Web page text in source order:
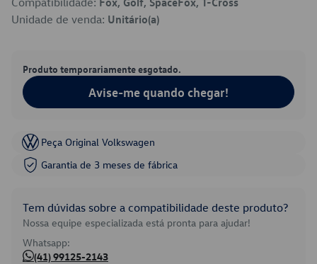
Unidade de venda: Unitário(a)
Produto temporariamente esgotado.
Avise-me quando chegar!
Peça Original Volkswagen
Garantia de 3 meses de fábrica
Tem dúvidas sobre a compatibilidade deste produto?
Nossa equipe especializada está pronta para ajudar!
Whatsapp:
(41) 99125-2143